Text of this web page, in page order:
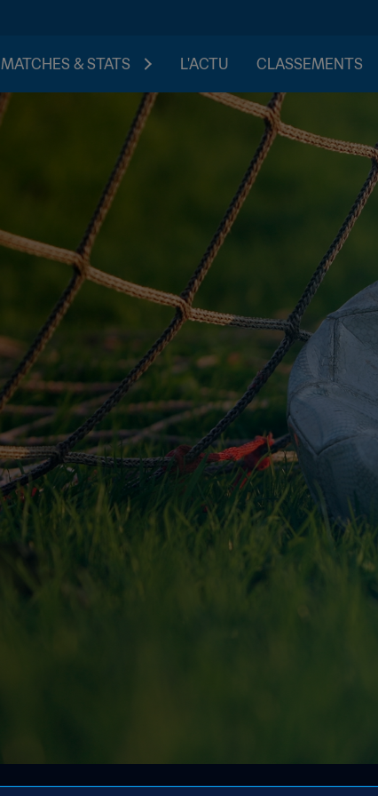
MATCHES & STATS L'ACTU CLASSEMENTS